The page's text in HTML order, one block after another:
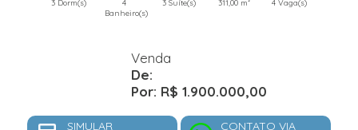
3 Dorm(s)
4
Banheiro(s)
3 Suíte(s) 311,00 m² 4 Vaga(s)
Venda
De:
Por: R$ 1.900.000,00
SIMULAR
CONTATO VIA